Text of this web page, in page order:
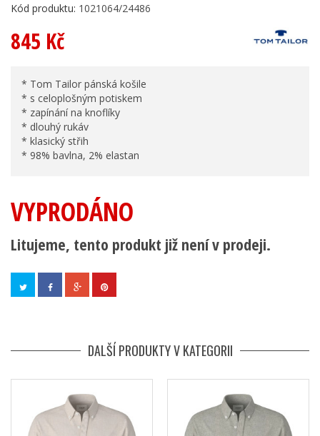
Kód produktu: 1021064/24486
845 Kč
* Tom Tailor pánská košile
* s celoplošným potiskem
* zapínání na knoflíky
* dlouhý rukáv
* klasický střih
* 98% bavlna, 2% elastan
VYPRODÁNO
Litujeme, tento produkt již není v prodeji.
DALŠÍ PRODUKTY V KATEGORII